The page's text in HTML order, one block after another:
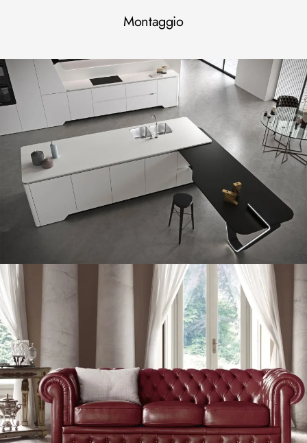
Montaggio